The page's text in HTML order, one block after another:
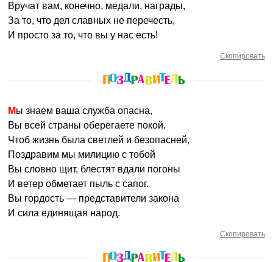
Вручат вам, конечно, медали, награды,
За то, что дел славных не перечесть,
И просто за то, что вы у нас есть!
Скопировать
Мы знаем ваша служба опасна,
Вы всей страны оберегаете покой.
Чтоб жизнь была светлей и безопасней,
Поздравим мы милицию с тобой
Вы словно щит, блестят вдали погоны
И ветер обметает пыль с сапог.
Вы гордость — представители закона
И сила единящая народ.
Скопировать